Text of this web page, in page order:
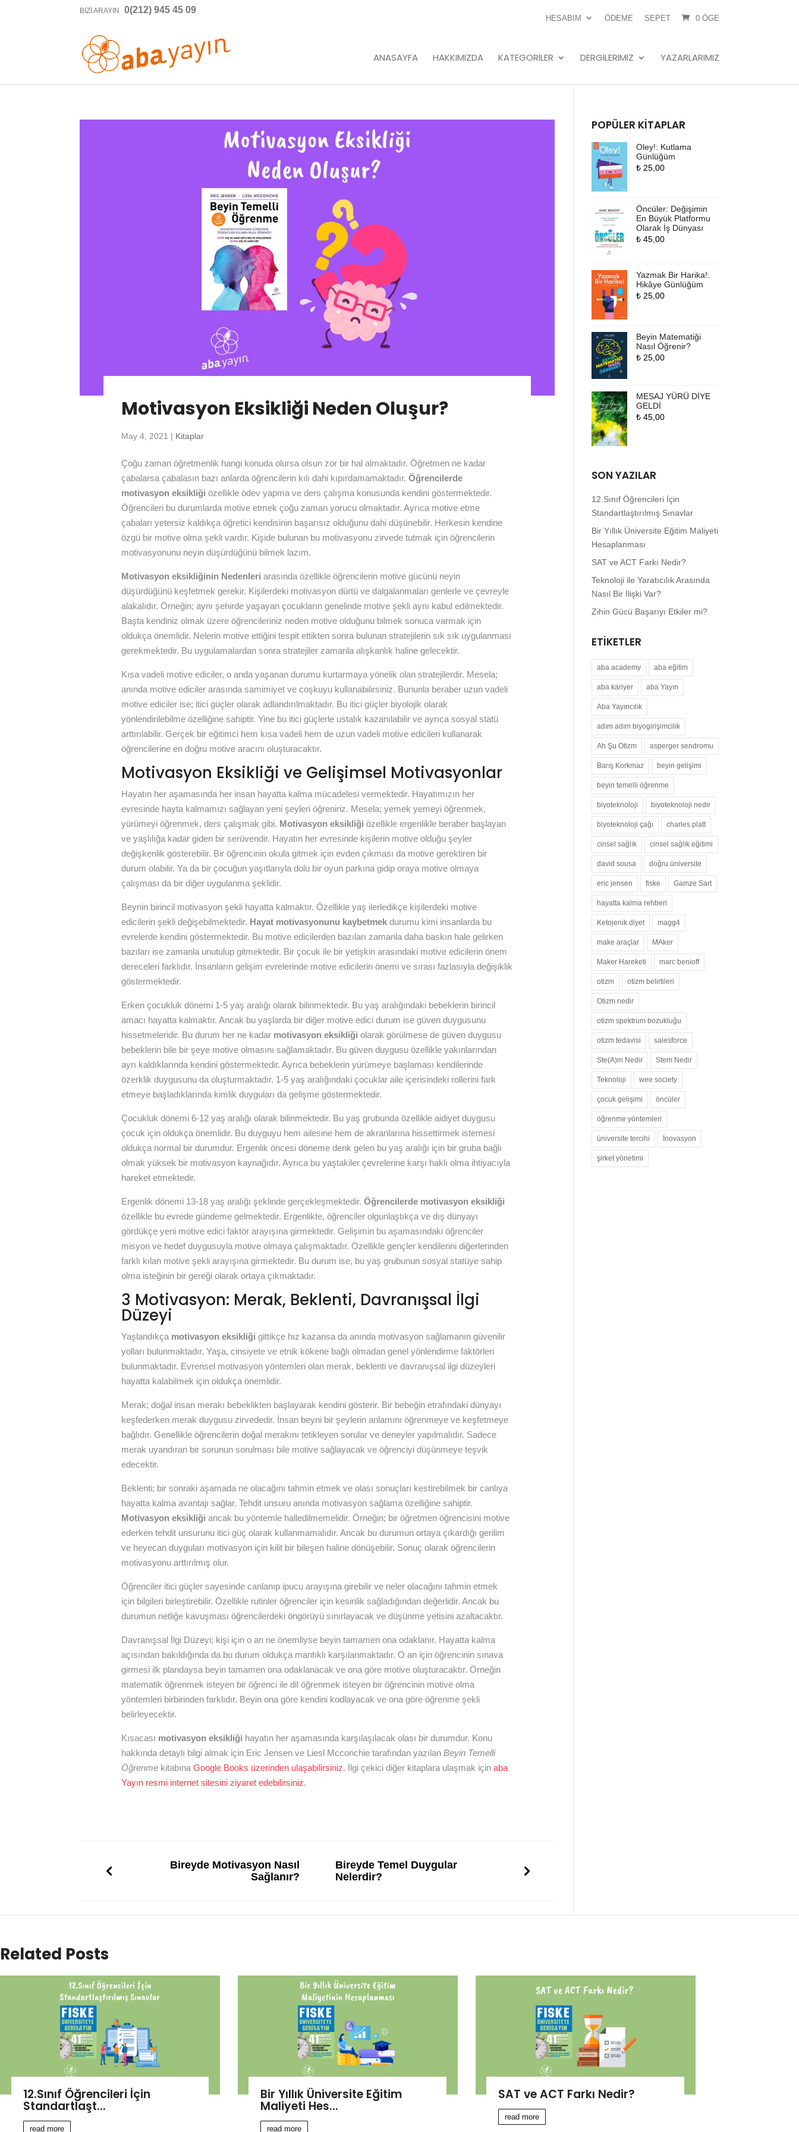
BIZI ARAYIN 0(212) 945 45 09
HESABIM ÖDEME SEPET 0 ÖGE
ANASAYFA HAKKIMIZDA KATEGORILER DERGILERIMIZ YAZARLARIMIZ
Motivasyon Eksikliği Neden Oluşur?
May 4, 2021 | Kitaplar
Çoğu zaman öğretmenlik hangi konuda olursa olsun zor bir hal almaktadır. Öğretmen ne kadar
çabalarsa çabalasın bazı anlarda öğrencilerin kılı dahi kıpırdamamaktadır.Öğrencilerde
motivasyon eksikliğiözellikle ödev yapma ve ders çalışma konusunda kendini göstermektedir.
Öğrencileri bu durumlarda motive etmek çoğu zaman yorucu olmaktadır. Ayrıca motive etme
çabaları yetersiz kaldıkça öğretici kendisinin başarısız olduğunu dahi düşünebilir. Herkesin kendine
özgü bir motive olma şekli vardır. Kişide bulunan bu motivasyonu zirvede tutmak için öğrencilerin
motivasyonunu neyin düşürdüğünü bilmek lazım.
Motivasyon eksikliğinin Nedenleri arasında özellikle öğrencilerin motive gücünü neyin
düşürdüğünü keşfetmek gerekir. Kişilerdeki motivasyon dürtü ve dalgalanmaları genlerle ve çevreyle
alakalıdır. Örneğin; aynı şehirde yaşayan çocukların genelinde motive şekli aynı kabul edilmektedir.
Başta kendiniz olmak üzere öğrencileriniz neden motive olduğunu bilmek sonuca varmak için
oldukça önemlidir. Nelerin motive ettiğini tespit ettikten sonra bulunan stratejilerin sık sık uygulanması
gerekmektedir. Bu uygulamalardan sonra stratejiler zamanla alışkanlık haline gelecektir.
Kısa vadeli motive ediciler, o anda yaşanan durumu kurtarmaya yönelik olan stratejilerdir. Mesela;
anında motive ediciler arasında samimiyet ve coşkuyu kullanabilirsiniz. Bununla beraber uzun vadeli
motive ediciler ise; itici güçler olarak adlandırılmaktadır. Bu itici güçler biyolojik olarak
yönlendirilebilme özelliğine sahiptir. Yine bu itici güçlerle ustalık kazanılabilir ve ayrıca sosyal statü
arttırılabilir. Gerçek bir eğitimci hem kısa vadeli hem de uzun vadeli motive edicileri kullanarak
öğrencilerine en doğru motive aracını oluşturacaktır.
Motivasyon Eksikliği ve Gelişimsel Motivasyonlar
Hayatın her aşamasında her insan hayatta kalma mücadelesi vermektedir. Hayatımızın her
evresinde hayta kalmamızı sağlayan yeni şeyleri öğreniriz. Mesela; yemek yemeyi öğrenmek,
yürümeyi öğrenmek, ders çalışmak gibi. Motivasyon eksikliği özellikle ergenlikle beraber başlayan
ve yaşlılığa kadar giden bir serüvendir. Hayatın her evresinde kişilerin motive olduğu şeyler
değişkenlik gösterebilir. Bir öğrencinin okula gitmek için evden çıkması da motive gerektiren bir
durum olabilir. Ya da bir çocuğun yaşıtlarıyla dolu bir oyun parkına gidip oraya motive olmaya
çalışması da bir diğer uygulanma şeklidir.
Beynin birincil motivasyon şekli hayatta kalmaktır. Özellikle yaş ilerledikçe kişilerdeki motive
edicilerin şekli değişebilmektedir. Hayat motivasyonunu kaybetmek durumu kimi insanlarda bu
evrelerde kendini göstermektedir. Bu motive edicilerden bazıları zamanla daha baskın hale gelirken
bazıları ise zamanla unutulup gitmektedir. Bir çocuk ile bir yetişkin arasındaki motive edicilerin önem
dereceleri farklıdır. İnsanların gelişim evrelerinde motive edicilerin önemi ve sırası fazlasıyla değişiklik
göstermektedir.
Erken çocukluk dönemi 1-5 yaş aralığı olarak bilinmektedir. Bu yaş aralığındaki bebeklerin birincil
amacı hayatta kalmaktır. Ancak bu yaşlarda bir diğer motive edici durum ise güven duygusunu
hissetmeleridir. Bu durum her ne kadar motivasyon eksikliği olarak görülmese de güven duygusu
bebeklerin bile bir şeye motive olmasını sağlamaktadır. Bu güven duygusu özellikle yakınlarından
ayrı kaldıklarında kendini göstermektedir. Ayrıca bebeklerin yürümeye başlaması kendilerinde
özerklik duygusunu da oluşturmaktadır. 1-5 yaş aralığındaki çocuklar aile içerisindeki rollerini fark
etmeye başladıklarında kimlik duyguları da gelişme göstermektedir.
Çocukluk dönemi 6-12 yaş aralığı olarak bilinmektedir. Bu yaş grubunda özellikle aidiyet duygusu
çocuk için oldukça önemlidir. Bu duyguyu hem ailesine hem de akranlarına hissettirmek istemesi
oldukça normal bir durumdur. Ergenlik öncesi döneme denk gelen bu yaş aralığı için bir gruba bağlı
olmak yüksek bir motivasyon kaynağıdır. Ayrıca bu yaştakiler çevrelerine karşı haklı olma ihtiyacıyla
hareket etmektedir.
Ergenlik dönemi 13-18 yaş aralığı şeklinde gerçekleşmektedir.Öğrencilerde motivasyon eksikliği
özellikle bu evrede gündeme gelmektedir. Ergenlikte, öğrenciler olgunlaştıkça ve dış dünyayı
gördükçe yeni motive edici faktör arayışına girmektedir. Gelişimin bu aşamasındaki öğrenciler
misyon ve hedef duygusuyla motive olmaya çalışmaktadır. Özellikle gençler kendilerini diğerlerinden
farklı kılan motive şekli arayışına girmektedir. Bu durum ise, bu yaş grubunun sosyal statüye sahip
olma isteğinin bir gereği olarak ortaya çıkmaktadır.
3 Motivasyon: Merak, Beklenti, Davranışsal İlgi
Düzeyi
Yaşlandıkça motivasyon eksikliği gittikçe hız kazansa da anında motivasyon sağlamanın güvenilir
yolları bulunmaktadır. Yaşa, cinsiyete ve etnik kökene bağlı olmadan genel yönlendirme faktörleri
bulunmaktadır. Evrensel motivasyon yöntemleri olan merak, beklenti ve davranışsal ilgi düzeyleri
hayatta kalabilmek için oldukça önemlidir.
Merak; doğal insan merakı bebeklikten başlayarak kendini gösterir. Bir bebeğin etrafındaki dünyayı
keşfederken merak duygusu zirvededir. İnsan beyni bir şeylerin anlamını öğrenmeye ve keşfetmeye
bağlıdır. Genellikle öğrencilerin doğal merakını tetikleyen sorular ve deneyler yapılmalıdır. Sadece
merak uyandıran bir sorunun sorulması bile motive sağlayacak ve öğrenciyi düşünmeye teşvik
edecektir.
Beklenti; bir sonraki aşamada ne olacağını tahmin etmek ve olası sonuçları kestirebilmek bir canlıya
hayatta kalma avantajı sağlar. Tehdit unsuru anında motivasyon sağlama özelliğine sahiptir.
Motivasyon eksikliği ancak bu yöntemle halledilmemelidir. Örneğin; bir öğretmen öğrencisini motive
ederken tehdit unsurunu itici güç olarak kullanmamalıdır. Ancak bu durumun ortaya çıkardığı gerilim
ve heyecan duyguları motivasyon için kilit bir bileşen haline dönüşebilir. Sonuç olarak öğrencilerin
motivasyonu arttırılmış olur.
Öğrenciler itici güçler sayesinde canlanıp ipucu arayışına girebilir ve neler olacağını tahmin etmek
için bilgileri birleştirebilir. Özellikle rutinler öğrenciler için kesinlik sağladığından değerlidir. Ancak bu
durumun netliğe kavuşması öğrencilerdeki öngörüyü sınırlayacak ve düşünme yetisini azaltacaktır.
Davranışsal İlgi Düzeyi; kişi için o an ne önemliyse beyin tamamen ona odaklanır. Hayatta kalma
açısından bakıldığında da bu durum oldukça mantıklı karşılanmaktadır. O an için öğrencinin sınava
girmesi ilk plandaysa beyin tamamen ona odaklanacak ve ona göre motive oluşturacaktır. Örneğin
matematik öğrenmek isteyen bir öğrenci ile dil öğrenmek isteyen bir öğrencinin motive olma
yöntemleri birbirinden farklıdır. Beyin ona göre kendini kodlayacak ve ona göre öğrenme şekli
belirleyecektir.
Kısacası motivasyon eksikliği hayatın her aşamasında karşılaşılacak olası bir durumdur. Konu
hakkında detaylı bilgi almak için Eric Jensen ve Liesl Mcconchie tarafından yazılanBeyin Temelli
Öğrenme kitabınaGoogle Books üzerinden ulaşabilirsiniz. İlgi çekici diğer kitaplara ulaşmak içinaba
Yayın resmi internet sitesini ziyaret edebilirsiniz.
Bireyde Motivasyon Nasıl
Sağlanır?
Bireyde Temel Duygular
Nelerdir?
POPÜLER KITAPLAR
Oley!: Kutlama
Günlüğüm
₺25,00
Öncüler: Değişimin
En Büyük Platformu
Olarak İş Dünyası
₺45,00
Yazmak Bir Harika!:
Hikâye Günlüğüm
₺25,00
Beyin Matematiği
Nasıl Öğrenir?
₺25,00
MESAJ YÜRÜ DİYE
GELDİ
₺45,00
SON YAZILAR
12.Sınıf Öğrencileri İçin
Standartlaştırılmış Sınavlar
Bir Yıllık Üniversite Eğitim Maliyeti
Hesaplanması
SAT ve ACT Farkı Nedir?
Teknoloji ile Yaratıcılık Arasında
Nasıl Bir İlişki Var?
Zihin Gücü Başarıyı Etkiler mi?
ETIKETLER
aba academy aba eğitim
aba kariyer aba Yayın
Aba Yayıncılık
adım adım biyogirişimcilik
Ah Şu Otizm asperger sendromu
Barış Korkmaz beyin gelişimi
beyin temelli öğrenme
biyoteknoloji biyoteknoloji nedir
biyoteknoloji çağı charles platt
cinsel sağlık cinsel sağlık eğitimi
david sousa doğru üniversite
eric jensen fiske Gamze Sart
hayatta kalma rehberi
Ketojenik diyet magg4
make araçlar MAker
Maker Hareketi marc benioff
otizm otizm belirtileri
Otizm nedir
otizm spektrum bozukluğu
otizm tedavisi salesforce
Ste(A)m Nedir Stem Nedir
Teknoloji wee society
çocuk gelişimi öncüler
öğrenme yöntemleri
üniversite tercihi İnovasyon
şirket yönetimi
Related Posts
12.Sınıf Öğrencileri İçin
Standartlaşt...
read more
Bir Yıllık Üniversite Eğitim
Maliyeti Hes...
read more
SAT ve ACT Farkı Nedir?
read more